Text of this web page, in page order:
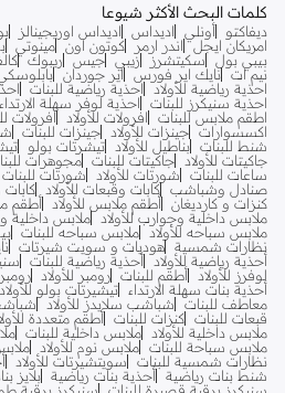
كلمات البحث الأكثر شيوعا
ديفاكتو أونلي اديداس اديداس اوريجينالز
امريكان ايجل
اندر ارمر كوتون اون مينوتي
بيبي بول
سكيتشرز زيبي جيس ريبوك
نيم ات نايك اير فورس اير جوردان
احذية رياضية للأولاد
احذية رياضية للبنات
احذية سنيكرز للبنات
احذية لوفر سهلة الارتداء
اطقم ملابس للبنات
افرولات للأولاد افرولات
اكسسوارات جينزات للأولاد جينزات للبنات
شنط للبنات بناطيل للأولاد تيشرتات بولو
جاكيتات للأولاد
جاكيتات للبنات مجوهرات
ساعات للبنات
شورتات للأولاد شورتات للبنات
صنادل وشباشب كابات وقبعات للأولاد
كابات
كنزات و كارديغان أطقم ملابس للأولاد
أطقم
ملابس داخلية وجوارب للأولاد
ملابس داخلية
ملابس سباحه للأولاد ملابس سباحه للبنات
نظارات شمسية هوديات و سويت شيرتات
أحذية رياضية للأولاد أحذية رياضية للبنات
لوفرز للأولاد
أطقم للبنات رومبر للأولاد
أحذية بنات سهلة الارتداء
تيشيرتات بولو للأولاد
معاطف للبنات
شباشب سلايدز للأولاد
قبعات للبنات كنزات للبنات أطقم متعددة
ملابس داخلية للأولاد
ملابس داخلية للبنات
ملابس سباحة للبنات ملابس نوم للأولاد
نظارات شمسية للبنات
سويتشيرتات للأولاد
شنط بنات رياضية أحذية بنات رياضية بلايز
سنيكرز برقبة قصيرة للبنات
سنيكرز برقبة